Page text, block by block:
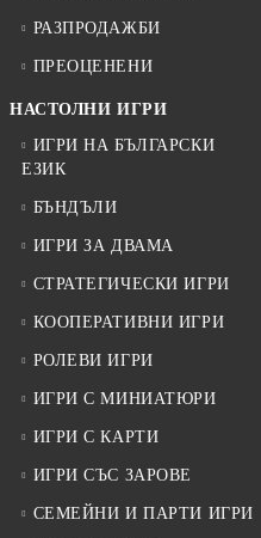
РАЗПРОДАЖБИ
ПРЕОЦЕНЕНИ
НАСТОЛНИ ИГРИ
ИГРИ НА БЪЛГАРСКИ
ЕЗИК
БЪНДЪЛИ
ИГРИ ЗА ДВАМА
СТРАТЕГИЧЕСКИ ИГРИ
КООПЕРАТИВНИ ИГРИ
РОЛЕВИ ИГРИ
ИГРИ С МИНИАТЮРИ
ИГРИ С КАРТИ
ИГРИ СЪС ЗАРОВЕ
СЕМЕЙНИ И ПАРТИ ИГРИ